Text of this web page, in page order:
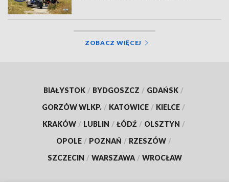
ZOBACZ WIĘCEJ
BIAŁYSTOK / BYDGOSZCZ / GDAŃSK /
GORZÓW WLKP. / KATOWICE / KIELCE /
KRAKÓW / LUBLIN / ŁÓDŹ / OLSZTYN /
OPOLE / POZNAŃ / RZESZÓW /
SZCZECIN / WARSZAWA / WROCŁAW